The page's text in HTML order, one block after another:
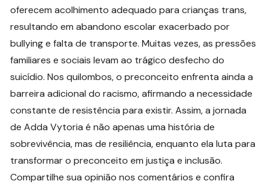
oferecem acolhimento adequado para crianças trans,
resultando em abandono escolar exacerbado por
bullying e falta de transporte. Muitas vezes, as pressões
familiares e sociais levam ao trágico desfecho do
suicídio. Nos quilombos, o preconceito enfrenta ainda a
barreira adicional do racismo, afirmando a necessidade
constante de resistência para existir. Assim, a jornada
de Adda Vytoria é não apenas uma história de
sobrevivência, mas de resiliência, enquanto ela luta para
transformar o preconceito em justiça e inclusão.
Compartilhe sua opinião nos comentários e confira